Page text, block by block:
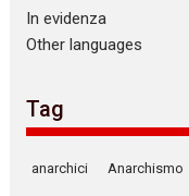
In evidenza
Other languages
Tag
anarchici Anarchismo